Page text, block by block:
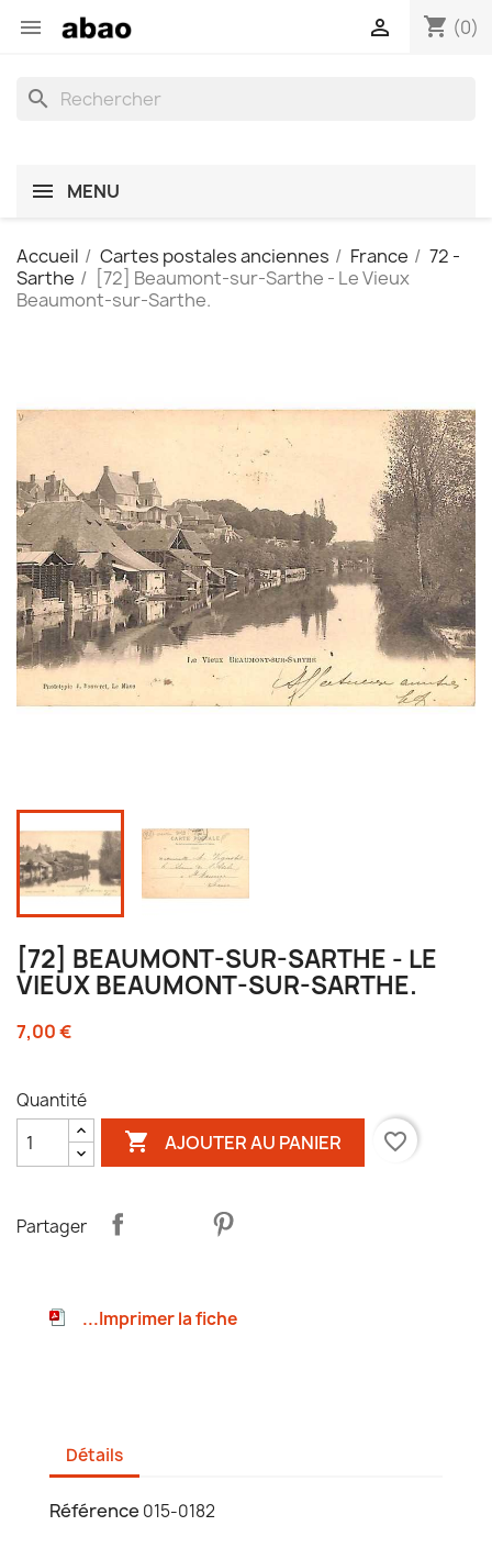
 shopping_cart (0)

search
MENU
Accueil Cartes postales anciennes France
72 -
Sarthe
[72] Beaumont-sur-Sarthe - Le Vieux
Beaumont-sur-Sarthe.
[72] BEAUMONT-SUR-SARTHE - LE
VIEUX BEAUMONT-SUR-SARTHE.
7,00 €
Quantité
 AJOUTER AU PANIER favorite_border
Partager
...Imprimer la fiche
Détails
Référence 015-0182